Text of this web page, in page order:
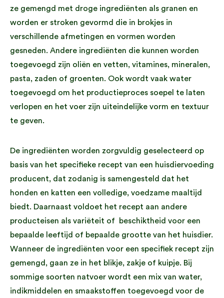
ze gemengd met droge ingrediënten als granen en
worden er stroken gevormd die in brokjes in
verschillende afmetingen en vormen worden
gesneden. Andere ingrediënten die kunnen worden
toegevoegd zijn oliën en vetten, vitamines, mineralen,
pasta, zaden of groenten. Ook wordt vaak water
toegevoegd om het productieproces soepel te laten
verlopen en het voer zijn uiteindelijke vorm en textuur
te geven.
De ingrediënten worden zorgvuldig geselecteerd op
basis van het specifieke recept van een huisdiervoeding
producent, dat zodanig is samengesteld dat het
honden en katten een volledige, voedzame maaltijd
biedt. Daarnaast voldoet het recept aan andere
producteisen als variëteit of beschiktheid voor een
bepaalde leeftijd of bepaalde grootte van het huisdier.
Wanneer de ingrediënten voor een specifiek recept zijn
gemengd, gaan ze in het blikje, zakje of kuipje. Bij
sommige soorten natvoer wordt een mix van water,
indikmiddelen en smaakstoffen toegevoegd voor de